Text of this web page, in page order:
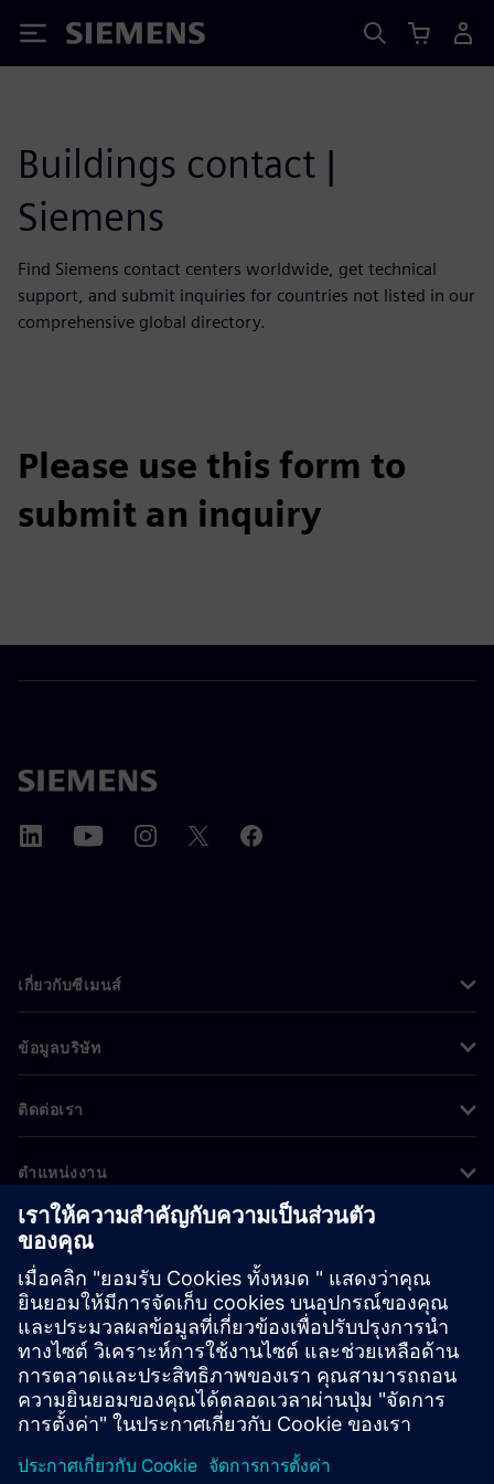
Siemens
Buildings contact |
Siemens
Find Siemens contact centers worldwide, get technical
support, and submit inquiries for countries not listed in our
comprehensive global directory.
Please use this form to
submit an inquiry
เกี่ยวกับซีเมนส์
ข้อมูลบริษัท
ติดต่อเรา
ตำแหน่งงาน
© Siemens 2026
ข้อมูลองค์กร
ประกาศความเป็นส่วนตัว
ประกาศเกี่ยวกับคุกกี้
เงื่อนไขการใช้งาน